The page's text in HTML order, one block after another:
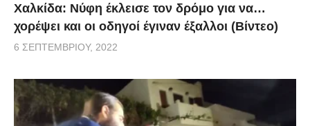
Χαλκίδα: Νύφη έκλεισε τον δρόμο για να…
χορέψει και οι οδηγοί έγιναν έξαλλοι (Βίντεο)
6 ΣΕΠΤΕΜΒΡΊΟΥ, 2022